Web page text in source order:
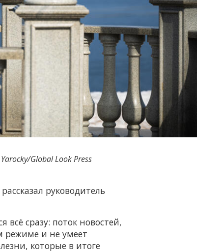
Global Look Press
руководитель
всё сразу: поток новостей,
режиме и не умеет
которые в итоге